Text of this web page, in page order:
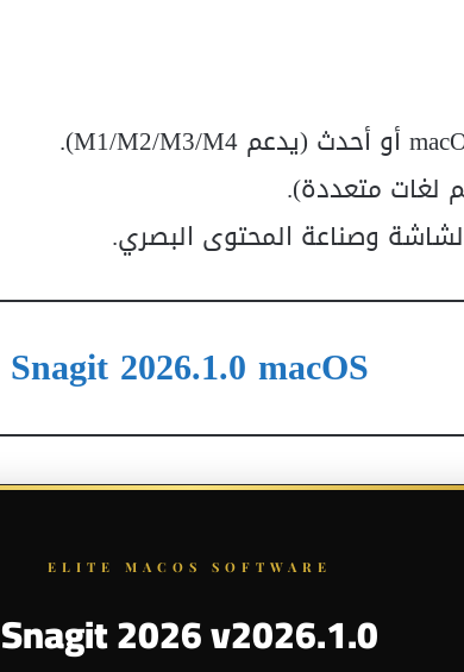
وصناعة المحتوى البصري.
Snagit 2026.1.0 macOS
ELITE MACOS SOFTWARE
Snagit 2026 v2026.1.0